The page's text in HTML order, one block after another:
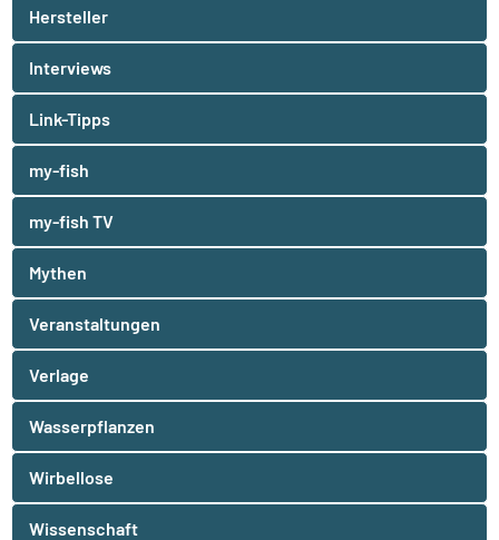
Hersteller
Interviews
Link-Tipps
my-fish
my-fish TV
Mythen
Veranstaltungen
Verlage
Wasserpflanzen
Wirbellose
Wissenschaft